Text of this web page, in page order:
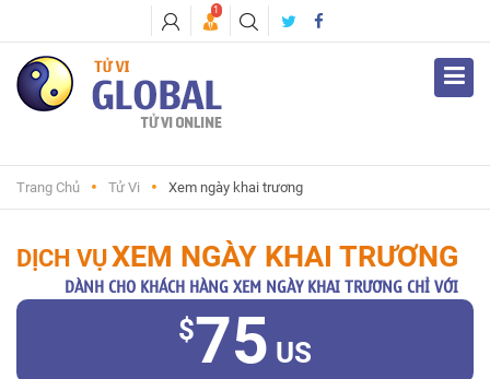
1
Trang Chủ Tử Vi Xem ngày khai trương
DỊCH VỤXEM NGÀY KHAI TRƯƠNG
DÀNH CHO KHÁCH HÀNG XEM NGÀY KHAI TRƯƠNG CHỈ VỚI
$75 US